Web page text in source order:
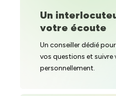
Un
votre écoute
Un conseiller dédié
vos questions et
personnellement.